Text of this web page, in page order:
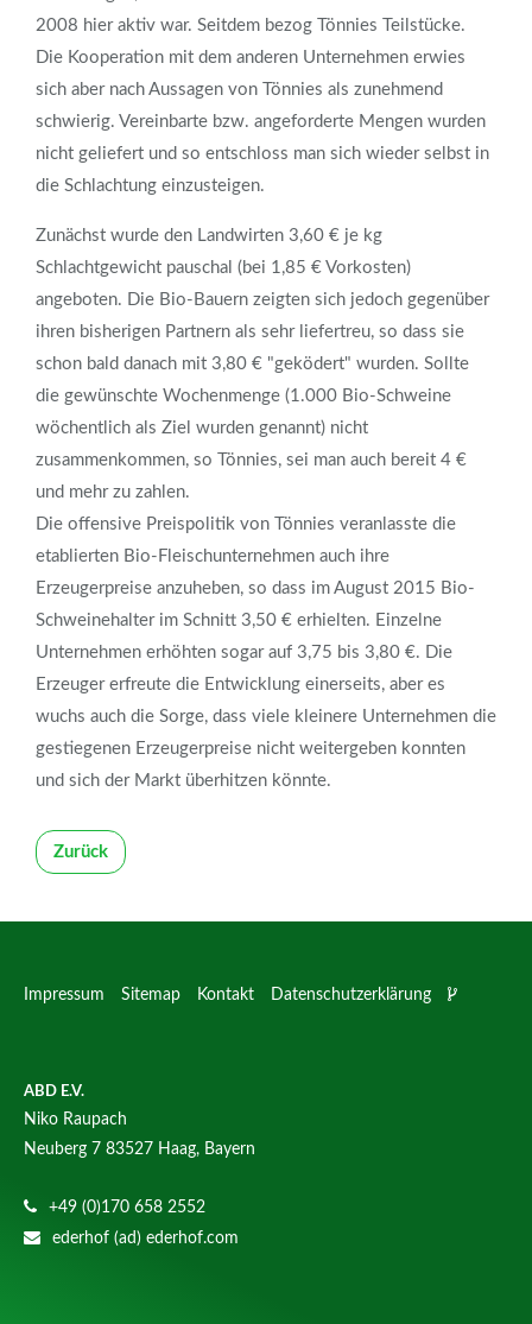
2008 hier aktiv war. Seitdem bezog Tönnies Teilstücke.
Die Kooperation mit dem anderen Unternehmen erwies
sich aber nach Aussagen von Tönnies als zunehmend
schwierig. Vereinbarte bzw. angeforderte Mengen wurden
nicht geliefert und so entschloss man sich wieder selbst in
die Schlachtung einzusteigen.
Zunächst wurde den Landwirten 3,60 € je kg
Schlachtgewicht pauschal (bei 1,85 € Vorkosten)
angeboten. Die Bio-Bauern zeigten sich jedoch gegenüber
ihren bisherigen Partnern als sehr liefertreu, so dass sie
schon bald danach mit 3,80 € "geködert" wurden. Sollte
die gewünschte Wochenmenge (1.000 Bio-Schweine
wöchentlich als Ziel wurden genannt) nicht
zusammenkommen, so Tönnies, sei man auch bereit 4 €
und mehr zu zahlen.
Die offensive Preispolitik von Tönnies veranlasste die
etablierten Bio-Fleischunternehmen auch ihre
Erzeugerpreise anzuheben, so dass im August 2015 Bio-
Schweinehalter im Schnitt 3,50 € erhielten. Einzelne
Unternehmen erhöhten sogar auf 3,75 bis 3,80 €. Die
Erzeuger erfreute die Entwicklung einerseits, aber es
wuchs auch die Sorge, dass viele kleinere Unternehmen die
gestiegenen Erzeugerpreise nicht weitergeben konnten
und sich der Markt überhitzen könnte.
Zurück
Impressum Sitemap Kontakt Datenschutzerklärung
ABD E.V.
Niko Raupach
Neuberg 7 83527 Haag, Bayern
+49 (0)170 658 2552
ederhof (ad) ederhof.com